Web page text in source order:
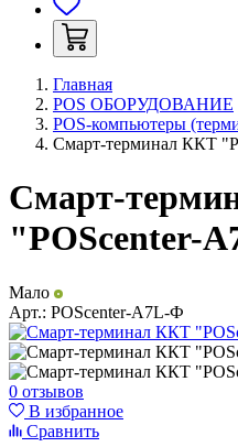
Главная
POS ОБОРУДОВАНИЕ
POS-компьютеры
Смарт-терминал ККТ
Смарт-
"POScenter-
Мало
Арт.: POScenter-A7L-Ф
0 отзывов
В избранное
Сравнить